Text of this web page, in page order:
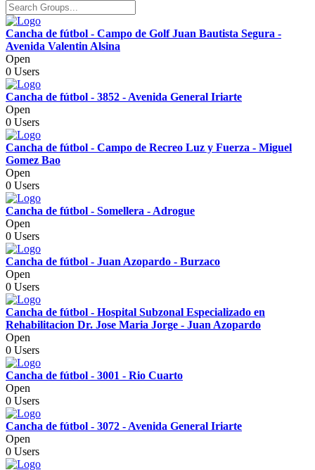
Cancha de fútbol - Campo de Golf Juan Bautista Segura -
Avenida Valentin Alsina
Open
0 Users
Cancha de fútbol - 3852 - Avenida General Iriarte
Open
0 Users
Cancha de fútbol - Campo de Recreo Luz y Fuerza - Miguel
Gomez Bao
Open
0 Users
Cancha de fútbol - Somellera - Adrogue
Open
0 Users
Cancha de fútbol - Juan Azopardo - Burzaco
Open
0 Users
Cancha de fútbol - Hospital Subzonal Especializado en
Rehabilitacion Dr. Jose Maria Jorge - Juan Azopardo
Open
0 Users
Cancha de fútbol - 3001 - Rio Cuarto
Open
0 Users
Cancha de fútbol - 3072 - Avenida General Iriarte
Open
0 Users